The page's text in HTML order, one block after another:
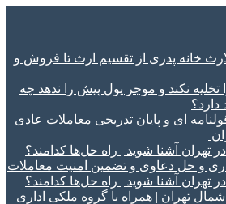
سهم الارث خانه پدری از تقسیم ارث تا فروش و
تخلیه نکند و موجر پول پیش را ندهد چه
دارد؟
ای و پایان تدریجی معاملات عادی
و حل دعاوی و تضمین امنیت معاملات
تهران | همراه با گروه ملکی اداری